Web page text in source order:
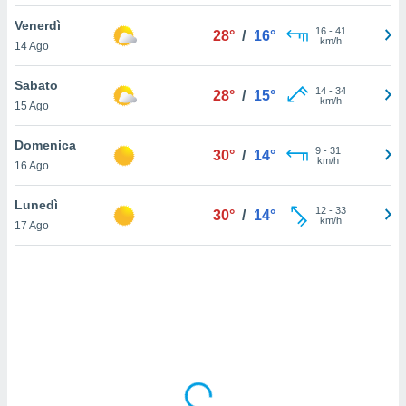
cookie
il tuo
in
a piè
del
Venerdì
14 Ago
28° / 16° 16- 41
km/h
Sabato
15 Ago
28° / 15° 14- 34
km/h
Domenica
16 Ago
30° / 14° 9- 31
km/h
Lunedì
17 Ago
30° / 14° 12- 33
km/h